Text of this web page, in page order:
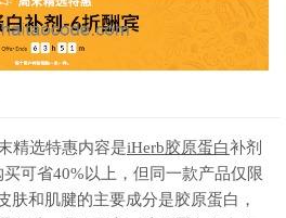
精选特惠内容是iHerb胶原蛋白补剂
可省40%以上，但同一款产品仅限
肤和肌腱的主要成分是胶原蛋白，